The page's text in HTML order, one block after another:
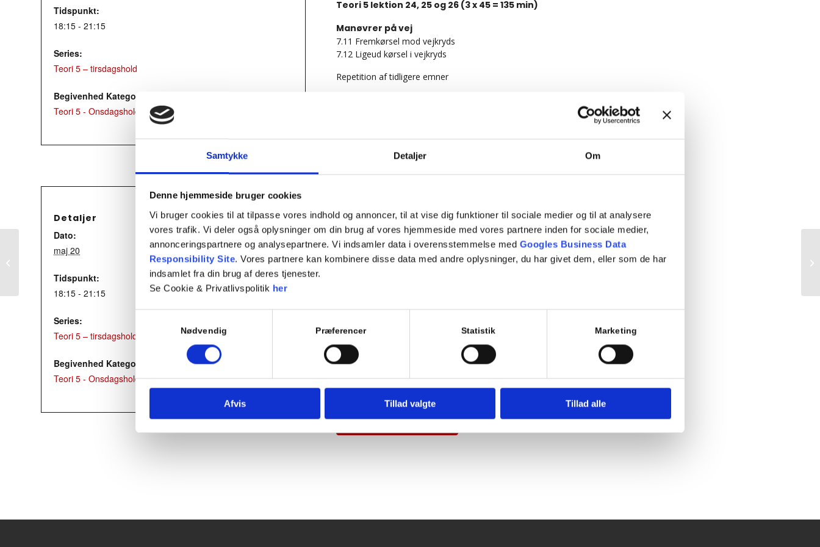
Samtykke Detaljer Om
Denne hjemmeside bruger cookies
Vi bruger cookies til at tilpasse vores indhold og annoncer, til at vise dig funktioner til sociale medier og til at analysere
vores trafik. Vi deler også oplysninger om din brug af vores hjemmeside med vores partnere inden for sociale medier,
annonceringspartnere og analysepartnere. Vi indsamler data i overensstemmelse med Googles Business Data
Responsibility Site. Vores partnere kan kombinere disse data med andre oplysninger, du har givet dem, eller som de har
indsamlet fra din brug af deres tjenester.
Se Cookie & Privatlivspolitik her
Nødvendig Præferencer Statistik Marketing
Afvis Tillad valgte Tillad alle
Teori 5 lektion 24, 25 og 26 (3 x 45 = 135 min)
Manøvrer på vej
7.11 Fremkørsel mod vejkryds
7.12 Ligeud kørsel i vejkryds
Repetition af tidligere emner
Tilføj til kalender
Tidspunkt:
18:15 - 21:15
Series:
Teori 5 – tirsdagshold
Begivenhed Kategori:
Teori 5 - Onsdagshold
Teori 5 – Onsdagshold
marts 11 : 18:15 -21:15
7.11 Fremkørsel mod vejkryds
Repetition af tidligere emner
EVALUERENDE EMNEPRØVE
Tilføj til kalender
Detaljer
Dato:
maj 20
Tidspunkt:
18:15 - 21:15
Series:
Teori 5 – tirsdagshold
Begivenhed Kategori:
Teori 5 - Onsdagshold